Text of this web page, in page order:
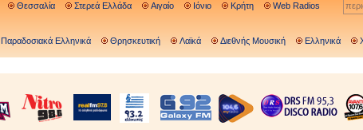
Θεσσαλία Στερεά Ελλάδα Αιγαίο Ιόνιο Κρήτη Web Radios
Παραδοσιακά Ελληνικά Θρησκευτική Λαϊκά Διεθνής Μουσική Ελληνικά